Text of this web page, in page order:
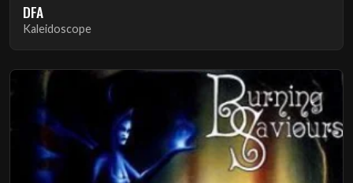
DFA
Kaleidoscope